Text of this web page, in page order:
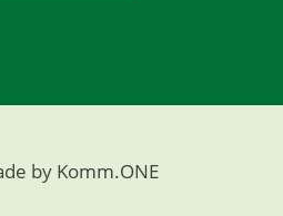
by Komm.ONE